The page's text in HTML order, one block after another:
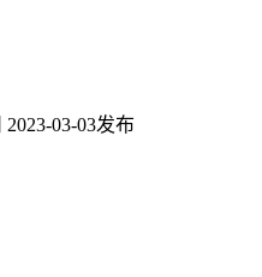
2023-03-03发布